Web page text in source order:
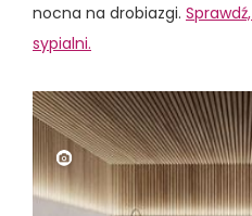
nocna na drobiazgi.
sypialni.